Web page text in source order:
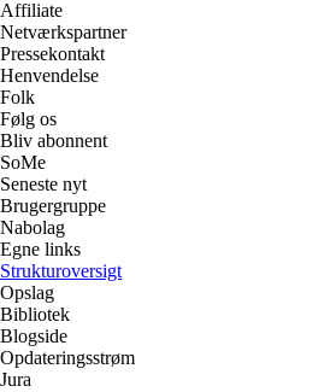
Affiliate
Netværkspartner
Pressekontakt
Henvendelse
Folk
Følg os
Bliv abonnent
SoMe
Seneste nyt
Brugergruppe
Nabolag
Egne links
Strukturoversigt
Opslag
Bibliotek
Blogside
Opdateringsstrøm
Jura